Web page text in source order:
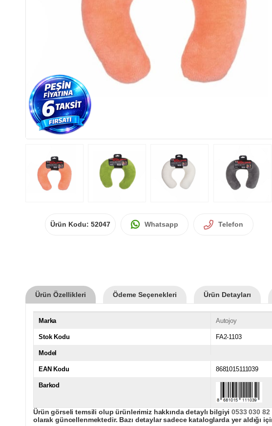
Ürün Kodu: 52047 Whatsapp Telefon
Ürün Özellikleri Ödeme Seçenekleri Ürün Detayları
Marka Autojoy
Stok Kodu FA2-1103
Model
EAN Kodu 8681015111039
Barkod
Ürün görseli temsili olup ürünlerimiz hakkında detaylı bilgiyi0533 030 82
olarak güncellenmektedir. Bazı detaylar sadece kataloglarda yer aldığı